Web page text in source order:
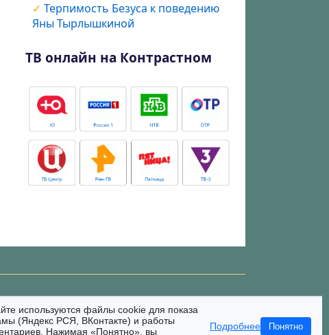
Терпимость Безуса к поведению
Яны Тырлышкиной
ТВ онлайн на Контрастном
используются файлы cookie для показа
(Яндекс РСЯ, ВКонтакте) и работы
Нажимая «Понятно», вы
Подробнее Понятно